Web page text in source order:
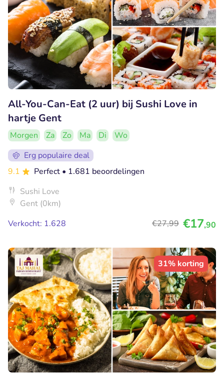
All-You-Can-Eat (2 uur) bij Sushi Love in
hartje Gent
Morgen Za Zo Ma Di
Wo
Erg populaire deal
9.1
Perfect • 1.681 beoordelingen
Sushi Love
Gent (0km)
Verkocht: 1.628
€27,99 €17,90
31% korting